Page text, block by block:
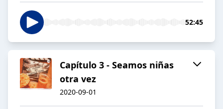
52:45
Capítulo 3 - Seamos niñas
otra vez
2020-09-01